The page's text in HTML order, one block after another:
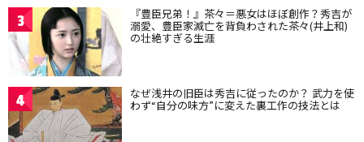
3 『豊臣兄弟！』茶々＝悪女はほぼ創作？秀吉が
溺愛、豊臣家滅亡を背負わされた茶々(井上和)
の壮絶すぎる生涯
4 なぜ浅井の旧臣は秀吉に従ったのか？ 武力を使
わず“自分の味方”に変えた裏工作の技法とは